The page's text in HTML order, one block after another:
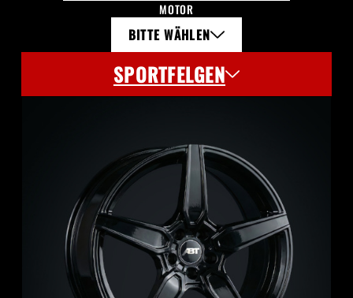
MOTOR
BITTE WÄHLEN
SPORTFELGEN